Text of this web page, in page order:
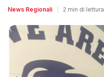
News Regionali 2 min di lettura